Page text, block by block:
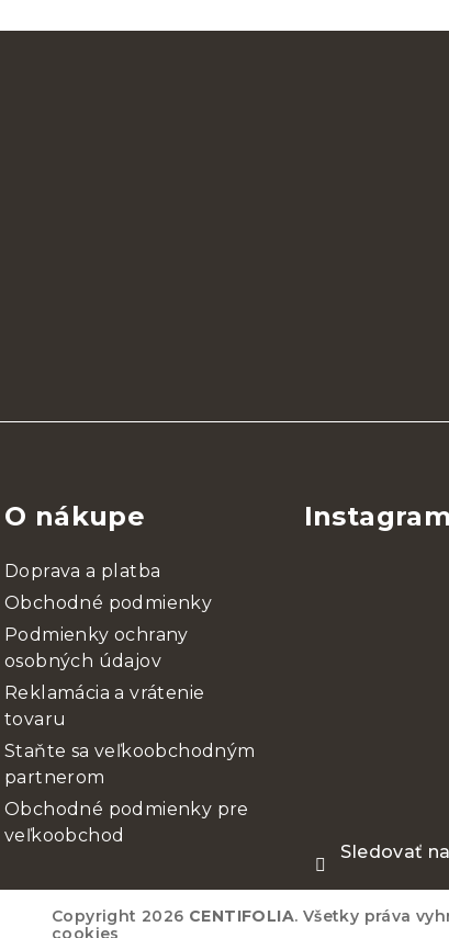
O nákupe
Doprava a platba
Obchodné podmienky
Podmienky ochrany
osobných údajov
Reklamácia a vrátenie
tovaru
Staňte sa veľkoobchodným
partnerom
Obchodné podmienky pre
veľkoobchod
Instagram
Sledovať
Copyright 2026 CENTIFOLIA. Všetky práva